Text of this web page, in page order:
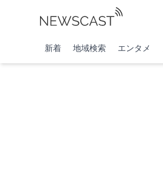
新着 地域検索 エンタメ